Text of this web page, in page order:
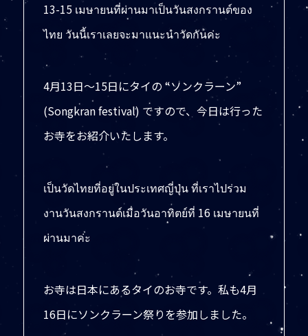
13-15 เมษายนที่ผ่านมาเป็นวันสงกรานต์ของ
ไทย วันนี้เราเลยจะมาแนะนำวัดกันค่ะ
4月13日〜15日にタイの “ソンクラーン”
(Songkran festival) ですので、今日は行った
お寺をお紹介いたします。
เป็นวัดไทยที่อยู่ในประเทศญี่ปุ่น ที่เราไปร่วม
งานวันสงกรานต์เมื่อวันอาทิตย์ที่ 16 เมษายนที่
ผ่านมาค่ะ
お寺は日本にあるタイのお寺です。私も4月
16日にソンクラーン祭りを参加しました。